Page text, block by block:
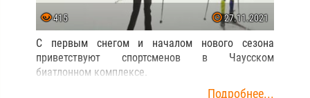
415 27.11.2021
С первым снегом и началом нового сезона
приветствуют спортсменов в Чаусском
биатлонном комплексе.
Подробнее...